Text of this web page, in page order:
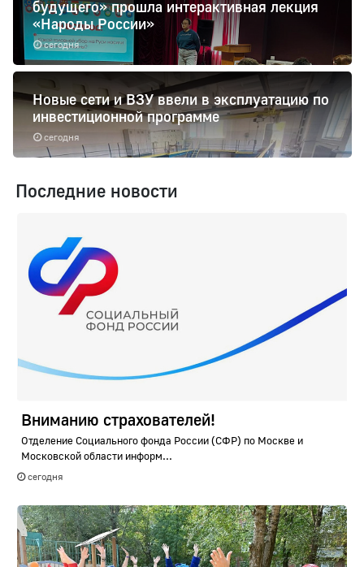
сегодня
будущего» прошла интерактивная лекция
«Народы России»
сегодня
Новые сети и ВЗУ ввели в эксплуатацию по
инвестиционной программе
Последние новости
Вниманию страхователей!
Отделение Социального фонда России (СФР) по Москве и
Московской области информ...
сегодня